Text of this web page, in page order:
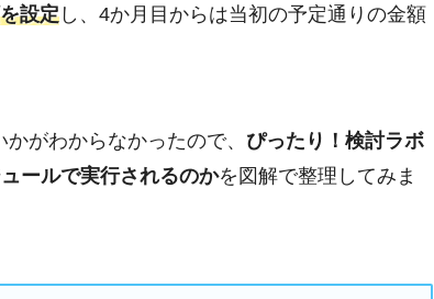
設定 し、4か月目からは当初の予定通りの金額
がわからなかったので、 ぴったり！検討ラボ
ールで実行されるのかを図解で整理してみま